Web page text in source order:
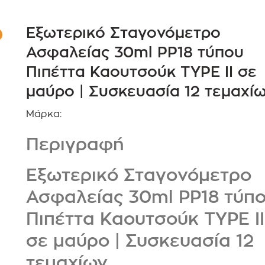
Εξωτερικό Σταγονόμετρο
Ασφαλείας 30ml PP18 τύπου
Πιπέττα Καουτσούκ TYPE II σε
μαύρο | Συσκευασία 12
Μάρκα:
Περιγραφή
Εξωτερικό Σταγονόμετρο
Ασφαλείας 30ml PP18
Πιπέττα Καουτσούκ TYPE II
σε μαύρο | Συσκευασία 12